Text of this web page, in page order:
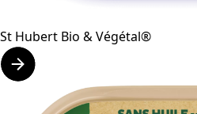
St Hubert Bio & Végétal®